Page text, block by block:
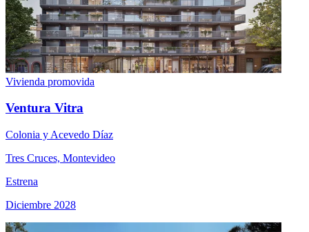
Vivienda promovida
Ventura Vitra
Colonia y Acevedo Díaz
Tres Cruces, Montevideo
Estrena
Diciembre 2028